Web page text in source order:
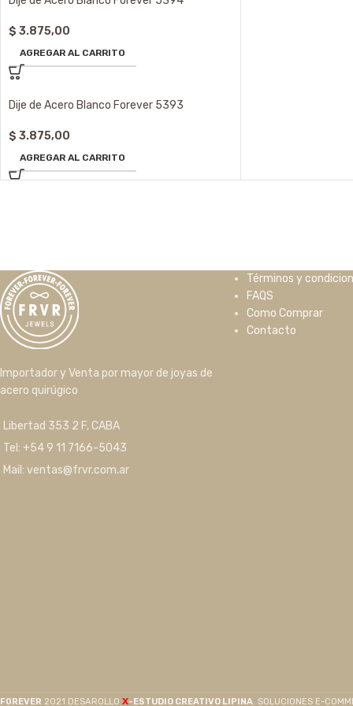
$ 3.875,00
AGREGAR AL CARRITO
Dije de Acero Blanco Forever 5393
$ 3.875,00
AGREGAR AL CARRITO
Importador y Venta por mayor de joyas de
acero quirúgico
Libertad 353 2 F, CABA
Tel: +54 9 11 7166-5043
Mail: ventas@frvr.com.ar
Términos y
FAQS
Como Comprar
Contacto
F0REVER 2021 DESAROLLO X-ESTUDIO CREATIVO LIPINA. SOLUCIONES E-